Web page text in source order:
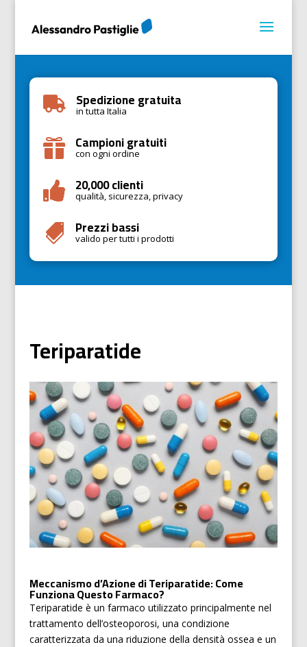
 Spedizione gratuita
in tutta Italia
 Campioni gratuiti
con ogni ordine
 20,000 clienti
qualità, sicurezza, privacy
 Prezzi bassi
valido per tutti i prodotti
Teriparatide
Meccanismo d’Azione di Teriparatide: Come
Funziona Questo Farmaco?
Teriparatide è un farmaco utilizzato principalmente nel
trattamento dell’osteoporosi, una condizione
caratterizzata da una riduzione della densità ossea e un